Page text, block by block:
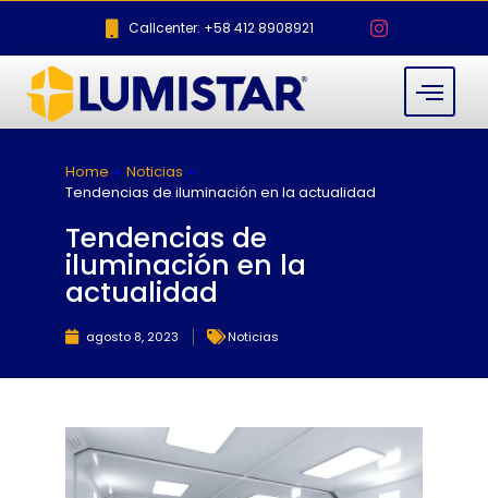
Callcenter: +58 412 8908921
Home » Noticias »
Tendencias de iluminación en la actualidad
Tendencias de
iluminación en la
actualidad
agosto 8, 2023 Noticias